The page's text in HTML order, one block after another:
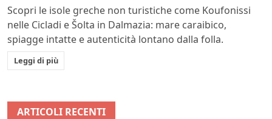
Scopri le isole greche non turistiche come Koufonissi
nelle Cicladi e Šolta in Dalmazia: mare caraibico,
spiagge intatte e autenticità lontano dalla folla.
Leggi di più
ARTICOLI RECENTI